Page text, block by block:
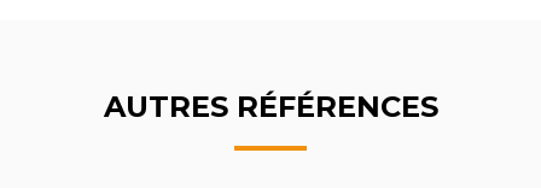
AUTRES RÉFÉRENCES